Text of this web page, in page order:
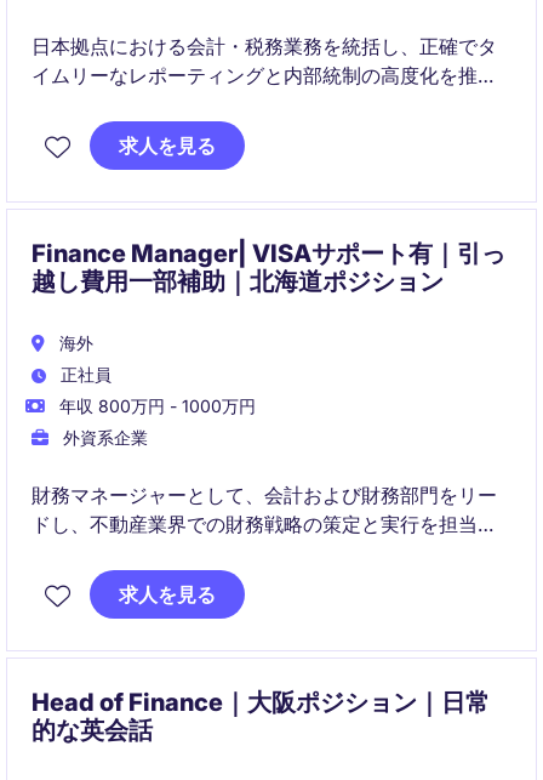
日本拠点における会計・税務業務を統括し、正確でタ
イムリーなレポーティングと内部統制の高度化を推進
グ、監査対応、資金管理、チーム育成まで幅広くリー
ドするポジションです。
求人を見る
Finance Manager| VISAサポート有｜引っ
越し費用一部補助｜北海道ポジション
海外
正社員
年収 800万円 - 1000万円
外資系企業
財務マネージャーとして、会計および財務部門をリー
ドし、不動産業界での財務戦略の策定と実行を担当し
な成長に貢献するポジションです。
求人を見る
Head of Finance｜大阪ポジション｜日常
的な英会話